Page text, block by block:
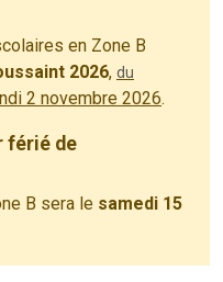
en Zone B
2026, du
2 novembre 2026.
férié de
B sera le samedi 15